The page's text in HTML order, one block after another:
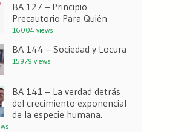
BA 127 – Principio
Precautorio Para Quién
16004 views
BA 144 – Sociedad y Locura
15979 views
BA 141 – La verdad detrás
del crecimiento exponencial
de la especie humana.